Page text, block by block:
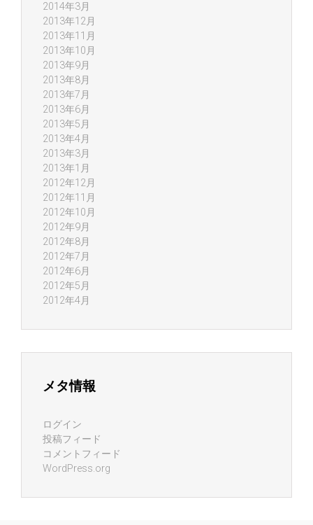
2014年3月
2013年12月
2013年11月
2013年10月
2013年9月
2013年8月
2013年7月
2013年6月
2013年5月
2013年4月
2013年3月
2013年1月
2012年12月
2012年11月
2012年10月
2012年9月
2012年8月
2012年7月
2012年6月
2012年5月
2012年4月
メタ情報
ログイン
投稿フィード
コメントフィード
WordPress.org